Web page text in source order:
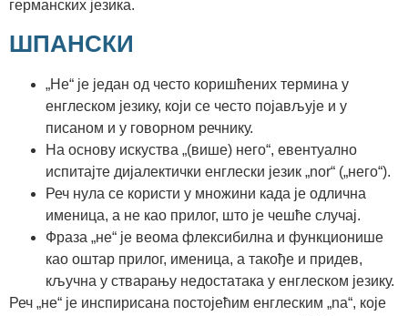
германских језика.
ШПАНСКИ
„Не“ је један од често коришћених термина у
енглеском језику, који се често појављује и у
писаном и у говорном речнику.
На основу искуства „(више) него“, евентуално
испитајте дијалектички енглески језик „nor“ („него“).
Реч нула се користи у множини када је одлична
именица, а не као прилог, што је чешће случај.
Фраза „не“ је веома флексибилна и функционише
као оштар прилог, именица, а такође и придев,
кључна у стварању недостатака у енглеском језику.
Реч „не“ је инспирисана постојећим енглеским „na“, које